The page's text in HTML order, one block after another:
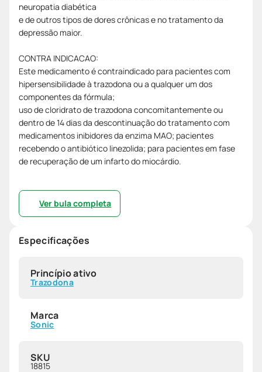
neuropatia diabética
e de outros tipos de dores crônicas e no tratamento da
depressão maior.
CONTRA INDICACAO:
Este medicamento é contraindicado para pacientes com
hipersensibilidade à trazodona ou a qualquer um dos
componentes da fórmula;
uso de cloridrato de trazodona concomitantemente ou
dentro de 14 dias da descontinuação do tratamento com
medicamentos inibidores da enzima MAO; pacientes
recebendo o antibiótico linezolida; para pacientes em fase
de recuperação de um infarto do miocárdio.
Ver bula completa
Especificações
Princípio ativo
Trazodona
Marca
Sonic
SKU
18815